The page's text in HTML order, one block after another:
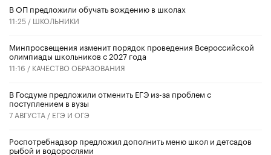
В ОП предложили обучать вождению в школах
11:25 / ШКОЛЬНИКИ
Минпросвещения изменит порядок проведения Всероссийской
олимпиады школьников с 2027 года
11:16 / КАЧЕСТВО ОБРАЗОВАНИЯ
В Госдуме предложили отменить ЕГЭ из-за проблем с
поступлением в вузы
7 АВГУСТА / ЕГЭ И ОГЭ
Роспотребнадзор предложил дополнить меню школ и детсадов
рыбой и водорослями